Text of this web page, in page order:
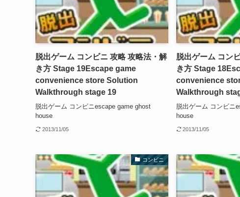
脱出ゲーム コンビニ 攻略 攻略法・解
き方 Stage 19Escape game
convenience store Solution
Walkthrough stage 19
脱出ゲーム コンビニescape game ghost
house
2013/11/05
脱出ゲーム コン
き方 Stage 18
convenience
Walkthrough
脱出ゲーム コンビニ
house
2013/11/05
コンビニ